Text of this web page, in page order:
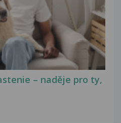
– naděje pro ty,